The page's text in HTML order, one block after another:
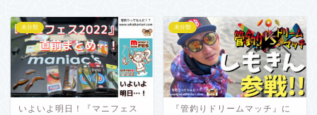
未分類
いよいよ明日！『マニフェス
未分類
『管釣りドリームマッチ』に